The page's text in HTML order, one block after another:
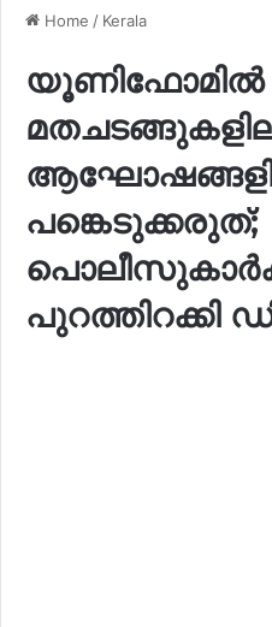
Home / Kerala
യൂണിഫോമിൽ
പങ്കെടുക്കരുത്;
പുറത്തിറക്കി